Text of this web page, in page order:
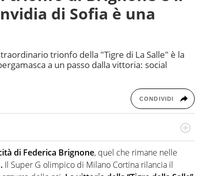
di Sofia è una
trionfo della "Tigre di La Salle" è la
a un passo dalla vittoria: social
CONDIVIDI
il glossario del calcio in una nicchia di esperti, lui ne
svista arbitrale né gli umori social del mondo delle
di Federica Brignone, quel che rimane nelle
Il Super G olimpico di Milano Cortina rilancia il